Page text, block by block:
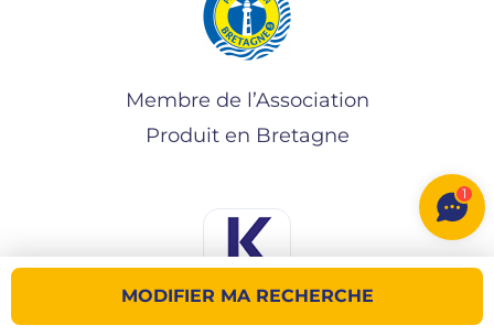
MODIFIER MA RECHERCHE
Membre de l’Association
Produit en Bretagne
1